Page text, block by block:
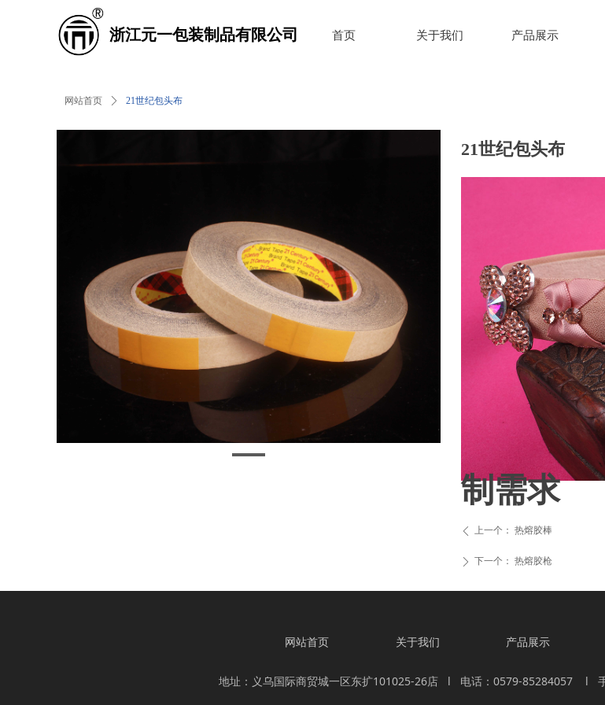
首页 关于我们 产品展示
浙江元一包装制品有限公司
网站首页 ꄲ 21世纪包头布
21世纪包头布
ꄴ 上一个： 热熔胶棒
ꄲ 下一个： 热熔胶枪
制需求
网站首页 关于我们 产品展示
地址：义乌国际商贸城一区东扩101025-26店 l 电话：0579-85284057 l